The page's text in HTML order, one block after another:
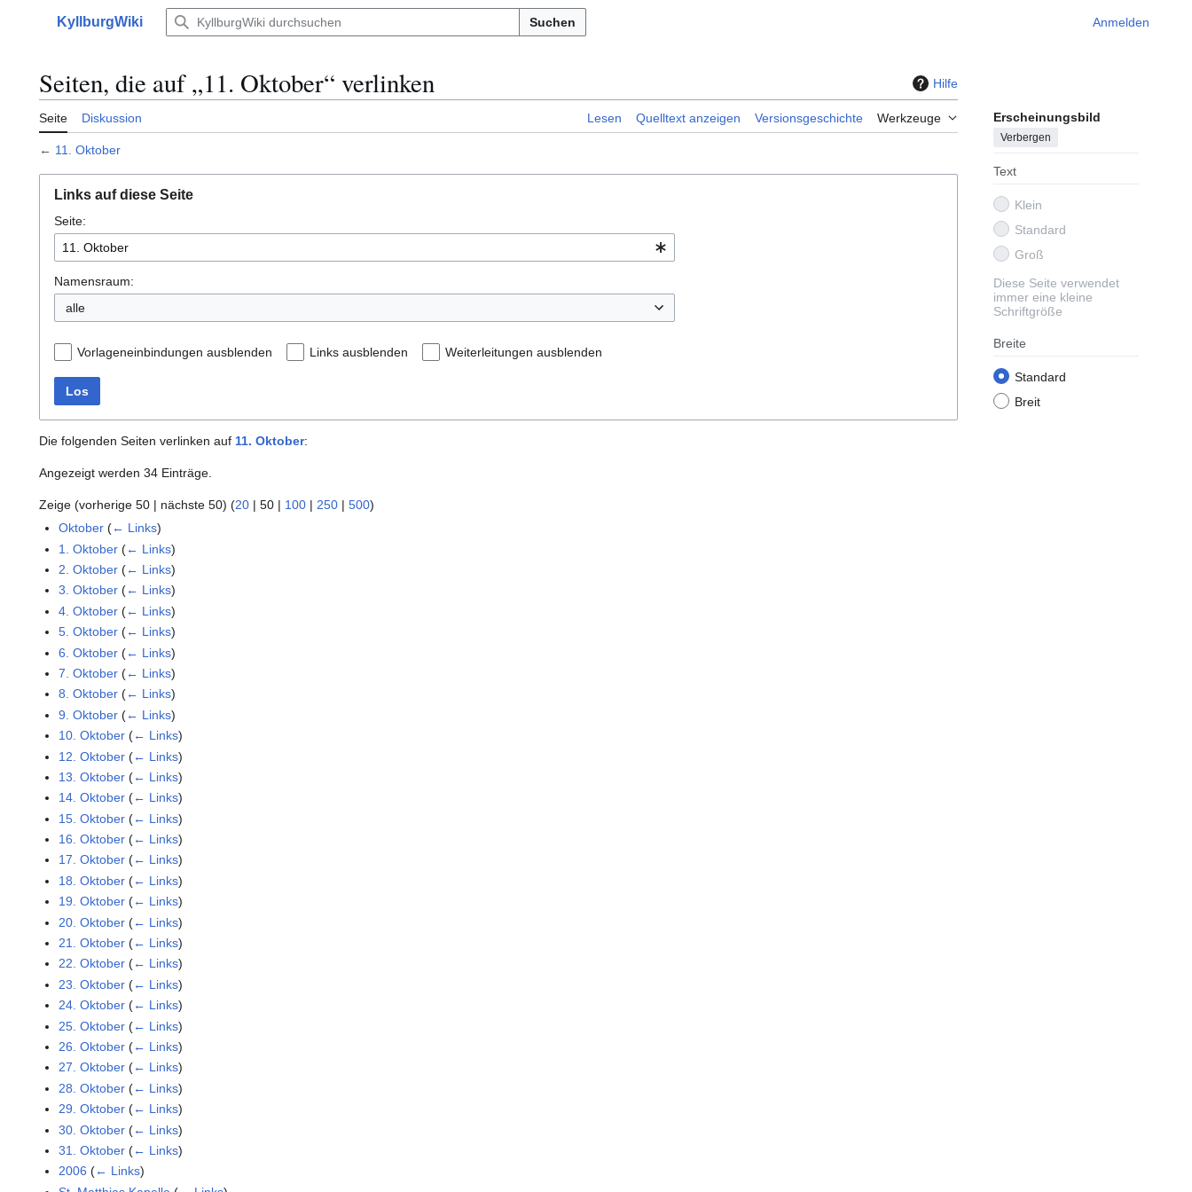
Hauptmenü
KyllburgWiki Suchen Anmelden
Seiten, die auf „11. Oktober“ verlinken Hilfe
Seite Diskussion Lesen Quelltext anzeigen Versionsgeschichte Werkzeuge Erscheinungsbild
Verbergen
Text
Klein
Standard
Groß
Diese Seite verwendet
immer eine kleine
Schriftgröße
Breite
Standard
Breit
← 11. Oktober
Links auf diese Seite
Seite:
Namensraum:
alle
Vorlageneinbindungen ausblenden Links ausblenden Weiterleitungen ausblenden
Los
Die folgenden Seiten verlinken auf 11. Oktober:
Angezeigt werden 34 Einträge.
Zeige (vorherige 50 | nächste 50) (20 | 50 | 100 | 250 | 500)
Oktober (← Links)
1. Oktober (← Links)
2. Oktober (← Links)
3. Oktober (← Links)
4. Oktober (← Links)
5. Oktober (← Links)
6. Oktober (← Links)
7. Oktober (← Links)
8. Oktober (← Links)
9. Oktober (← Links)
10. Oktober (← Links)
12. Oktober (← Links)
13. Oktober (← Links)
14. Oktober (← Links)
15. Oktober (← Links)
16. Oktober (← Links)
17. Oktober (← Links)
18. Oktober (← Links)
19. Oktober (← Links)
20. Oktober (← Links)
21. Oktober (← Links)
22. Oktober (← Links)
23. Oktober (← Links)
24. Oktober (← Links)
25. Oktober (← Links)
26. Oktober (← Links)
27. Oktober (← Links)
28. Oktober (← Links)
29. Oktober (← Links)
30. Oktober (← Links)
31. Oktober (← Links)
2006 (← Links)